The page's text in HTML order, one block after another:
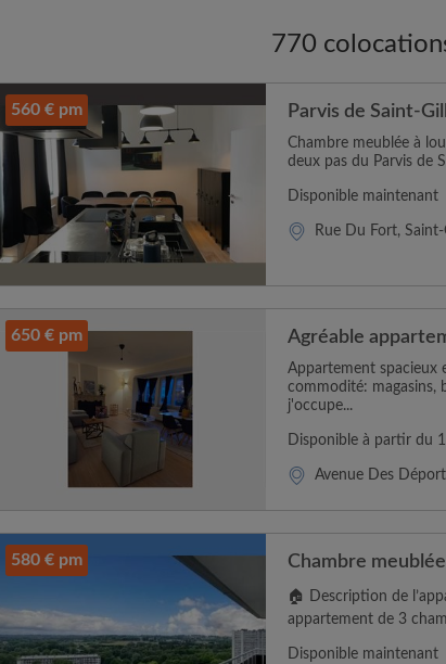
770
560 € pm Parvis de Saint-
Chambre meublée à
deux pas du Parvis de
Disponible maintenant
Rue Du Fort, Saint-
650 € pm Agréable
Appartement spacieux
commodité: magasins,
j'occupe...
Disponible à partir du
Avenue Des
580 € pm Chambre
🏠 Description de
appartement de 3
Disponible maintenant